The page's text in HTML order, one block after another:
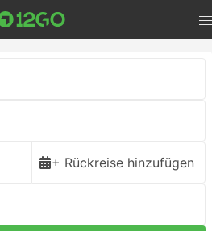
+ Rückreise hinzufügen